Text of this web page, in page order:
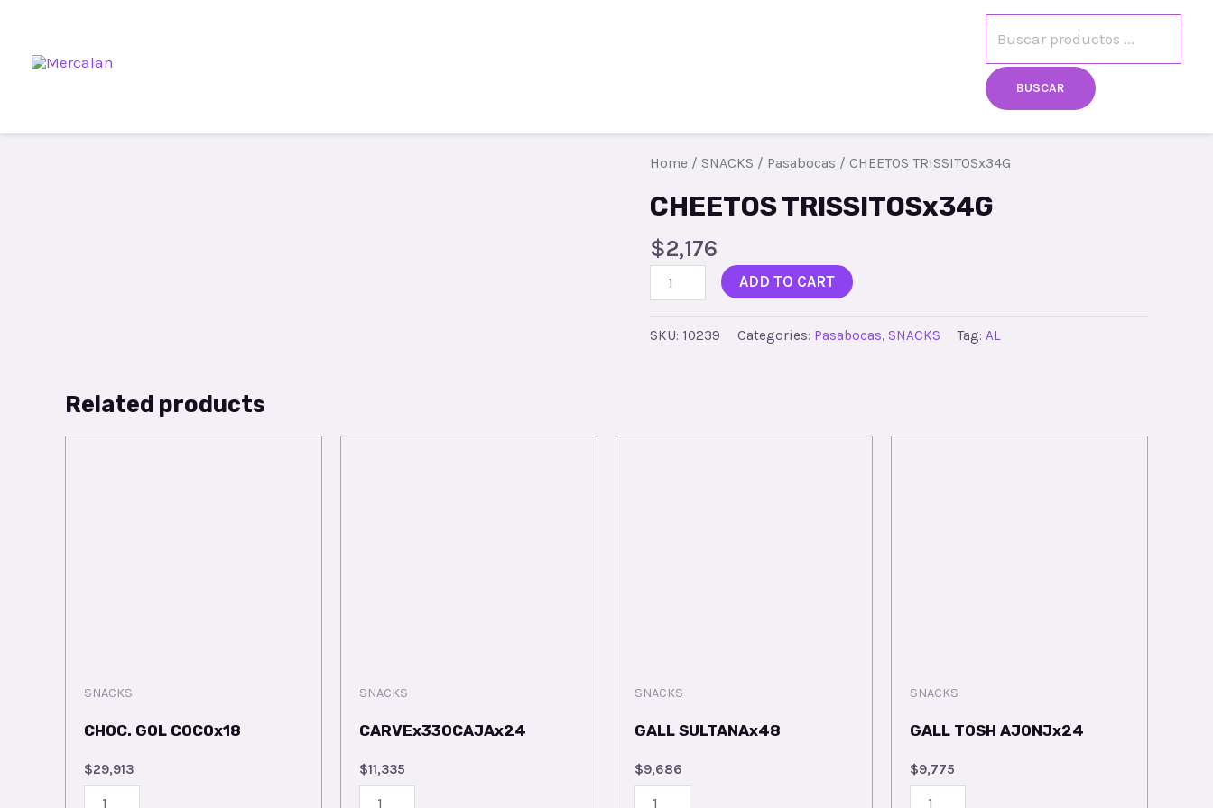
BUSCAR
Home / SNACKS / Pasabocas / CHEETOS TRISSITOSx34G
CHEETOS TRISSITOSx34G
$2,176
ADD TO CART
SKU: 10239 Categories: Pasabocas, SNACKS Tag: AL
Related products
SNACKS
CHOC. GOL COCOx18
$29,913
SNACKS
CARVEx330CAJAx24
$11,335
SNACKS
GALL SULTANAx48
$9,686
SNACKS
GALL TOSH AJONJx24
$9,775